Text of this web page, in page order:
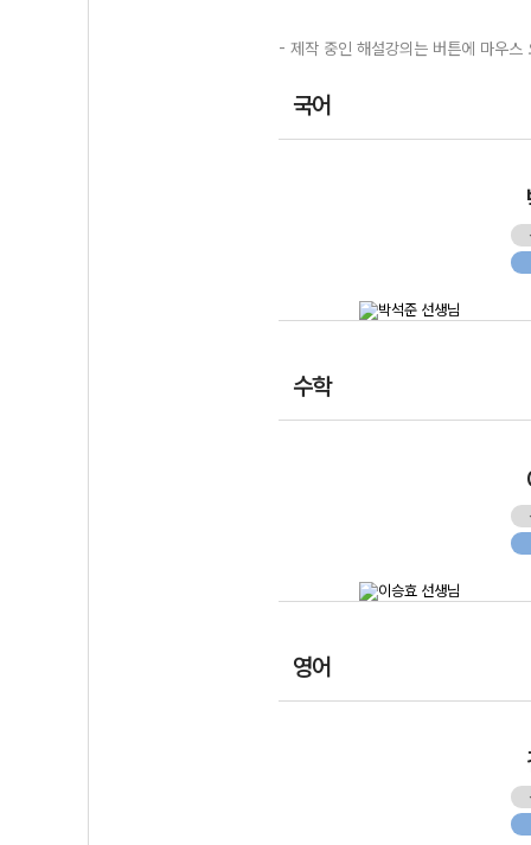
- 제작 중인 해설강의는 버튼에 마우
국어
수학
영어